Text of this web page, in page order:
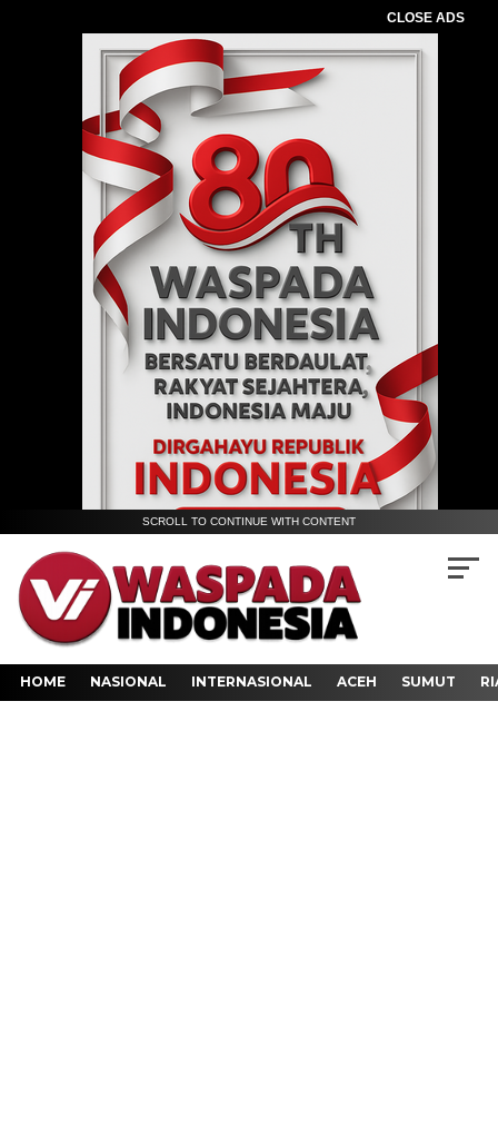
CLOSE ADS
SCROLL TO CONTINUE WITH CONTENT
HOME NASIONAL INTERNASIONAL ACEH SUMUT